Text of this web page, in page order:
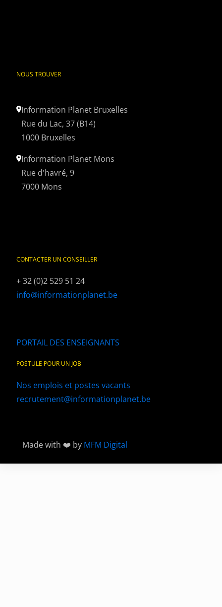
NOUS TROUVER
Information Planet Bruxelles
Rue du Lac, 37 (B14)
1000 Bruxelles
Information Planet Mons
Rue d'havré, 9
7000 Mons
CONTACTER UN CONSEILLER
+ 32 (0)2 529 51 24
info@informationplanet.be
PORTAIL DES ENSEIGNANTS
POSTULE POUR UN JOB
Nos emplois et postes vacants
recrutement@informationplanet.be
Made with ❤️ by MFM Digital